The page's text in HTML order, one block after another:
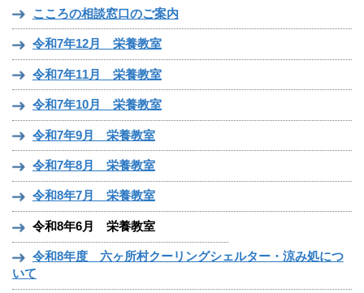
こころの相談窓口のご案内
令和7年12月 栄養教室
令和7年11月 栄養教室
令和7年10月 栄養教室
令和7年9月 栄養教室
令和7年8月 栄養教室
令和8年7月 栄養教室
令和8年6月 栄養教室
令和8年度 六ヶ所村クーリングシェルター・涼み処につ
いて